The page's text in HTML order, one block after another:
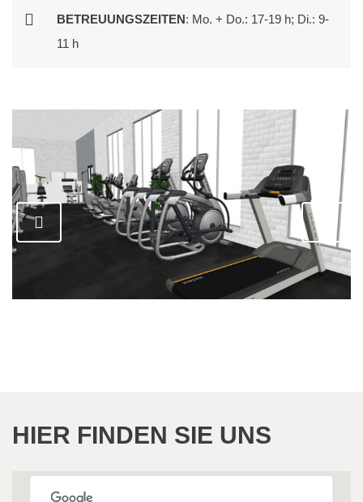
BETREUUNGSZEITEN: Mo. + Do.: 17-19 h; Di.: 9-
11 h
HIER FINDEN SIE UNS